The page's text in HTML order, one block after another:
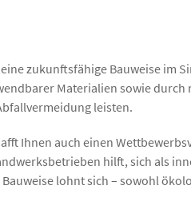
zukunftsfähige Bauweise
Materialien sowie
leisten.
Ihnen auch einen
hilft, sich als
lohnt sich – sowohl